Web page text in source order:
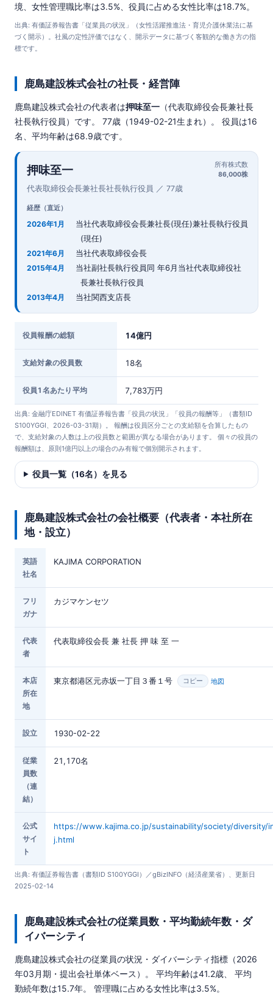
境、女性管理職比率は3.5%、役員に占める女性比率は18.7%。
出典: 有価証券報告書「従業員の状況」（女性活躍推進法・育児介護休業法に基
づく開示）。社風の定性評価ではなく、開示データに基づく客観的な働き方の指
標です。
鹿島建設株式会社の社長・経営陣
鹿島建設株式会社の代表者は押味至一 （代表取締役会長兼社長
社長執行役員）です。 77歳（1949-02-21生まれ）。 役員は16
名、平均年齢は68.9歳です。
押味至一
代表取締役会長兼社長社長執行役員 ／ 77歳
所有株式数
86,000株
経歴（直近）
2026年1月
当社代表取締役会長兼社長(現任)兼社長執行役員
(現任)
2021年6月 当社代表取締役会長
2015年4月
当社副社長執行役員同 年6月当社代表取締役社
長兼社長執行役員
2013年4月 当社関西支店長
役員報酬の総額 14億円
支給対象の役員数 18名
役員1名あたり平均 7,783万円
出典: 金融庁EDINET 有価証券報告書「役員の状況」「役員の報酬等」（書類ID
S100YGGI、2026-03-31期）。 報酬は役員区分ごとの支給額を合算したもの
で、支給対象の人数は上の役員数と範囲が異なる場合があります。 個々の役員の
報酬額は、原則1億円以上の場合のみ有報で個別開示されます。
役員一覧（16名）を見る
鹿島建設株式会社の会社概要（代表者・本社所在
地・設立）
英語
社名
KAJIMA CORPORATION
フリ
ガナ
カジマケンセツ
代表
者
代表取締役会長 兼 社長 押 味 至 一
本店
所在
地
東京都港区元赤坂一丁目３番１号 コピー 地図
設立 1930-02-22
従業
員数
（連
結）
21,170名
公式
サイ
ト
https://www.kajima.co.jp/sustainability/society/diversity/
j.html
出典: 有価証券報告書（書類ID S100YGGI）／gBizINFO（経済産業省）、更新日
2025-02-14
鹿島建設株式会社の従業員数・平均勤続年数・ダ
イバーシティ
鹿島建設株式会社の従業員の状況・ダイバーシティ指標（2026
年03月期・提出会社単体ベース）。 平均年齢は41.2歳、 平均
勤続年数は15.7年。 管理職に占める女性比率は3.5%。